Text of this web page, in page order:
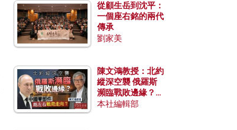
從顧生岳到沈平：
一個座右銘的兩代
傳承
劉家美
陳文鴻教授：北約
縱深空襲 俄羅斯
瀕臨戰敗邊緣？中
國零部件能左右戰
本社編輯部